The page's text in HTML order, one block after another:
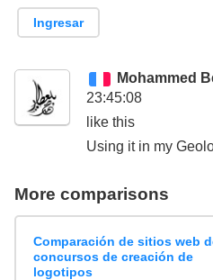
Ingresar
Mohammed
23:45:08
like this
Using it in my
More comparisons
Comparación de sitios web
concursos de creación de
logotipos